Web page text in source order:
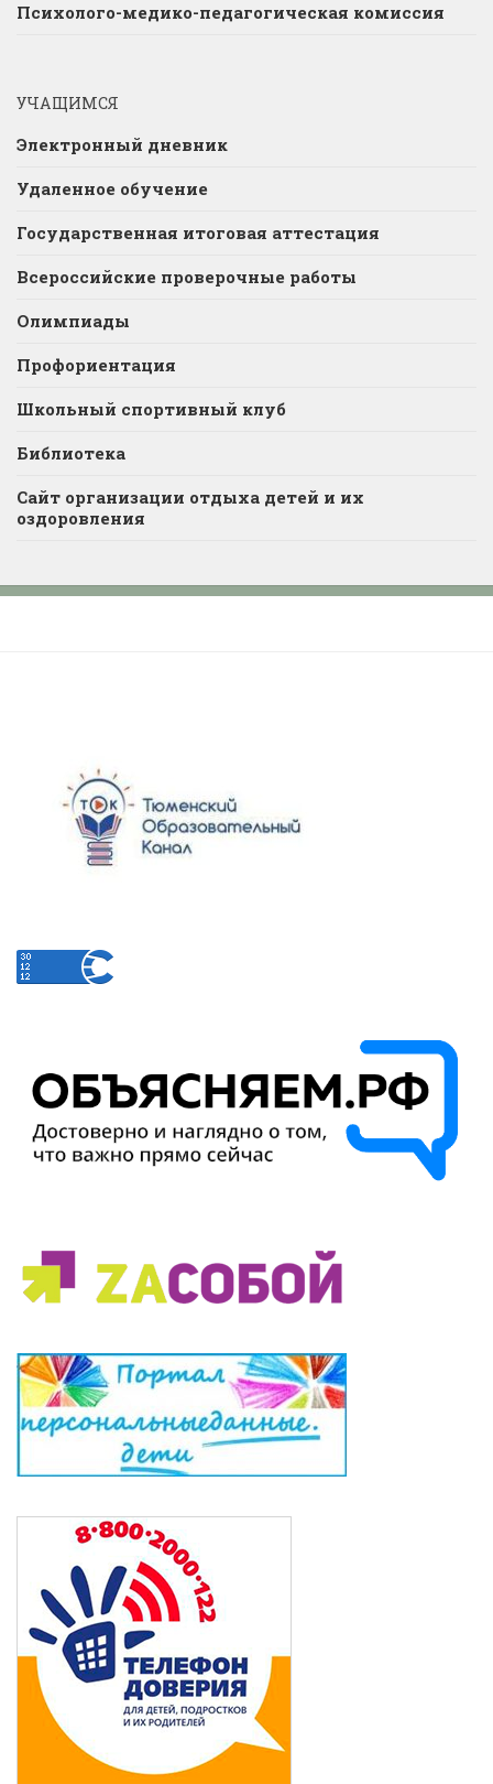
Психолого-медико-педагогическая комиссия
УЧАЩИМСЯ
Электронный дневник
Удаленное обучение
Государственная итоговая аттестация
Всероссийские проверочные работы
Олимпиады
Профориентация
Школьный спортивный клуб
Библиотека
Сайт организации отдыха детей и их
оздоровления